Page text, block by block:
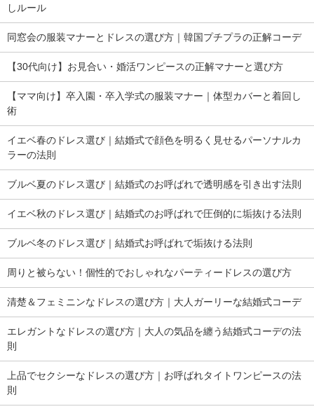
しルール
同窓会の服装マナーとドレスの選び方｜韓国プチプラの正解コーデ
【30代向け】お見合い・婚活ワンピースの正解マナーと選び方
【ママ向け】卒入園・卒入学式の服装マナー｜体型カバーと着回し
術
イエベ春のドレス選び｜結婚式で顔色を明るく見せるパーソナルカ
ラーの法則
ブルベ夏のドレス選び｜結婚式のお呼ばれで透明感を引き出す法則
イエベ秋のドレス選び｜結婚式のお呼ばれで圧倒的に垢抜ける法則
ブルベ冬のドレス選び｜結婚式お呼ばれで垢抜ける法則
周りと被らない！個性的でおしゃれなパーティードレスの選び方
清楚＆フェミニンなドレスの選び方｜大人ガーリーな結婚式コーデ
エレガントなドレスの選び方｜大人の気品を纏う結婚式コーデの法
則
上品でセクシーなドレスの選び方｜お呼ばれタイトワンピースの法
則